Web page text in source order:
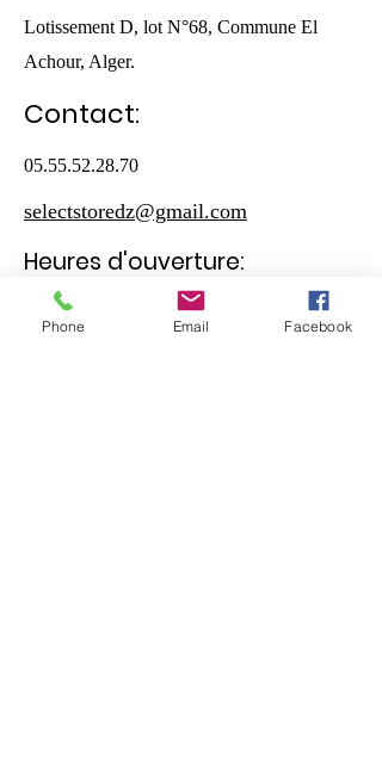
Lotissement D, lot N°68, Commune El
Achour, Alger.
Contact:
05.55.52.28.70
selectstoredz@gmail.com
Heures d'ouverture:
Samedi - Jeudi 10:30 – 19:00
Phone Email Facebook